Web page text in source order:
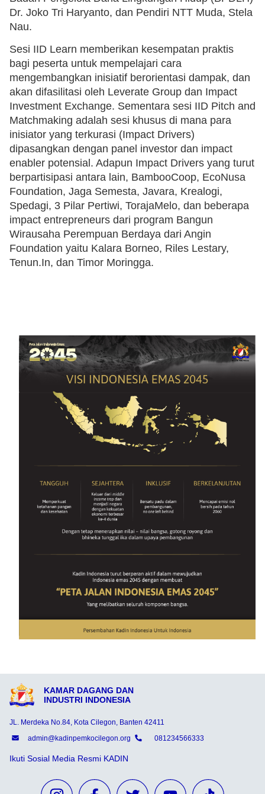
Dr. Joko Tri Haryanto, dan Pendiri NTT Muda, Stela
Nau.
Sesi IID Learn memberikan kesempatan praktis
bagi peserta untuk mempelajari cara
mengembangkan inisiatif berorientasi dampak, dan
akan difasilitasi oleh Leverate Group dan Impact
Investment Exchange. Sementara sesi IID Pitch and
Matchmaking adalah sesi khusus di mana para
inisiator yang terkurasi (Impact Drivers)
dipasangkan dengan panel investor dan impact
enabler potensial. Adapun Impact Drivers yang turut
berpartisipasi antara lain, BambooCoop, EcoNusa
Foundation, Jaga Semesta, Javara, Krealogi,
Spedagi, 3 Pilar Pertiwi, TorajaMelo, dan beberapa
impact entrepreneurs dari program Bangun
Wirausaha Perempuan Berdaya dari Angin
Foundation yaitu Kalara Borneo, Riles Lestary,
Tenun.In, dan Timor Moringga.
KAMAR DAGANG DAN
INDUSTRI INDONESIA
JL. Merdeka No.84, Kota Cilegon, Banten 42411
admin@kadinpemkocilegon.org
081234566333
Ikuti Sosial Media Resmi KADIN